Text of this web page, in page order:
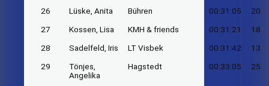
26 Lüske, Anita Bühren 00:31:05 20
27 Kossen, Lisa KMH & friends 00:31:21 18
28 Sadelfeld, Iris LT Visbek 00:31:42 13
29
Tönjes,
Angelika
Hagstedt 00:33:05 25